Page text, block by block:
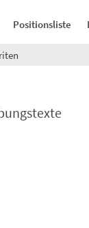
Positionsliste